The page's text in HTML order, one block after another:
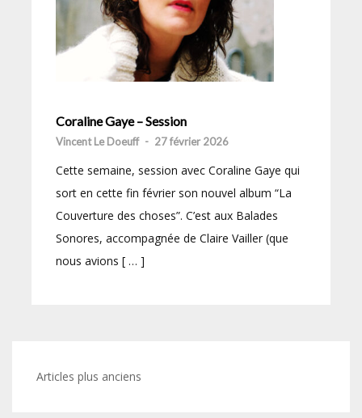
Coraline Gaye – Session
Vincent Le Doeuff - 27 février 2026
Cette semaine, session avec Coraline Gaye qui
sort en cette fin février son nouvel album “La
Couverture des choses”. C’est aux Balades
Sonores, accompagnée de Claire Vailler (que
nous avions [ … ]
Navigation
Articles plus anciens